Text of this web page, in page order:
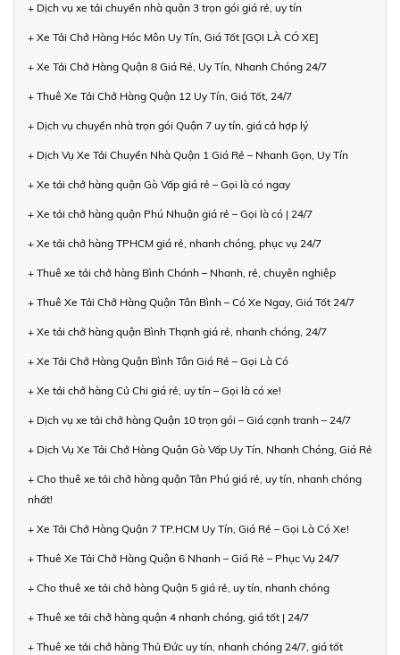
+ Dịch vụ xe tải chuyển nhà quận 3 trọn gói giá rẻ, uy tín
+ Xe Tải Chở Hàng Hóc Môn Uy Tín, Giá Tốt [GỌI LÀ CÓ XE]
+ Xe Tải Chở Hàng Quận 8 Giá Rẻ, Uy Tín, Nhanh Chóng 24/7
+ Thuê Xe Tải Chở Hàng Quận 12 Uy Tín, Giá Tốt, 24/7
+ Dịch vụ chuyển nhà trọn gói Quận 7 uy tín, giá cả hợp lý
+ Dịch Vụ Xe Tải Chuyển Nhà Quận 1 Giá Rẻ – Nhanh Gọn, Uy Tín
+ Xe tải chở hàng quận Gò Vấp giá rẻ – Gọi là có ngay
+ Xe tải chở hàng quận Phú Nhuận giá rẻ – Gọi là có | 24/7
+ Xe tải chở hàng TPHCM giá rẻ, nhanh chóng, phục vụ 24/7
+ Thuê xe tải chở hàng Bình Chánh – Nhanh, rẻ, chuyên nghiệp
+ Thuê Xe Tải Chở Hàng Quận Tân Bình – Có Xe Ngay, Giá Tốt 24/7
+ Xe tải chở hàng quận Bình Thạnh giá rẻ, nhanh chóng, 24/7
+ Xe Tải Chở Hàng Quận Bình Tân Giá Rẻ – Gọi Là Có
+ Xe tải chở hàng Củ Chi giá rẻ, uy tín – Gọi là có xe!
+ Dịch vụ xe tải chở hàng Quận 10 trọn gói – Giá cạnh tranh – 24/7
+ Dịch Vụ Xe Tải Chở Hàng Quận Gò Vấp Uy Tín, Nhanh Chóng, Giá Rẻ
+ Cho thuê xe tải chở hàng quận Tân Phú giá rẻ, uy tín, nhanh chóng
nhất!
+ Xe Tải Chở Hàng Quận 7 TP.HCM Uy Tín, Giá Rẻ – Gọi Là Có Xe!
+ Thuê Xe Tải Chở Hàng Quận 6 Nhanh – Giá Rẻ – Phục Vụ 24/7
+ Cho thuê xe tải chở hàng Quận 5 giá rẻ, uy tín, nhanh chóng
+ Thuê xe tải chở hàng quận 4 nhanh chóng, giá tốt | 24/7
+ Thuê xe tải chở hàng Thủ Đức uy tín, nhanh chóng 24/7, giá tốt